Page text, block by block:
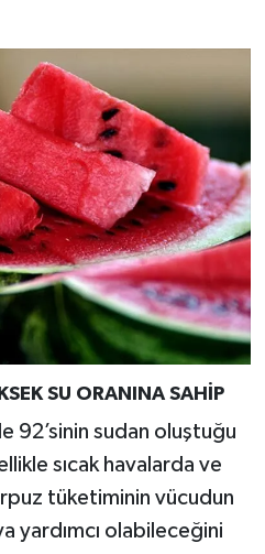
SU ORANINA SAHİP
92’sinin sudan oluştuğu
sıcak havalarda ve
tüketiminin vücudun
yardımcı olabileceğini